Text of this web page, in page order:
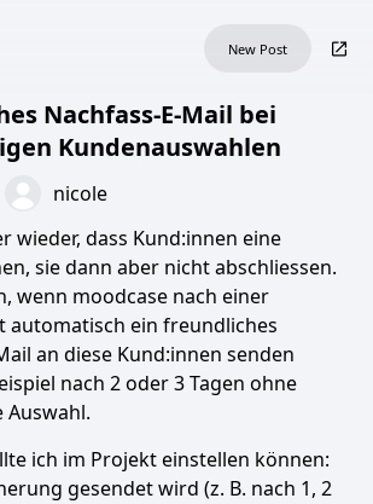
New Post
Nachfass-E-Mail bei
Kundenauswahlen
nicole
wieder, dass Kund:innen eine
sie dann aber nicht abschliessen.
wenn moodcase nach einer
automatisch ein freundliches
an diese Kund:innen senden
nach 2 oder 3 Tagen ohne
Auswahl.
ich im Projekt einstellen können:
gesendet wird (z. B. nach 1, 2